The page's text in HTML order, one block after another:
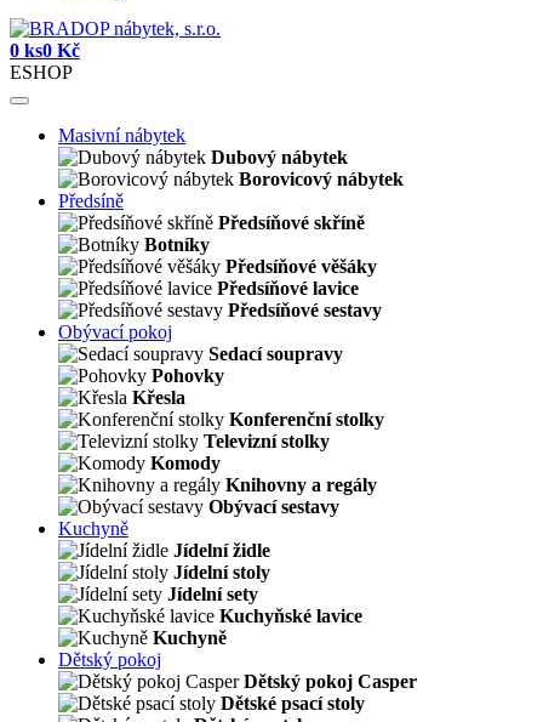
0 ks0 Kč
ESHOP
Masivní nábytek
Dubový nábytek
Borovicový nábytek
Předsíně
Předsíňové skříně
Botníky
Předsíňové věšáky
Předsíňové lavice
Předsíňové sestavy
Obývací pokoj
Sedací soupravy
Pohovky
Křesla
Konferenční stolky
Televizní stolky
Komody
Knihovny a regály
Obývací sestavy
Kuchyně
Jídelní židle
Jídelní stoly
Jídelní sety
Kuchyňské lavice
Kuchyně
Dětský pokoj
Dětský pokoj Casper
Dětské psací stoly